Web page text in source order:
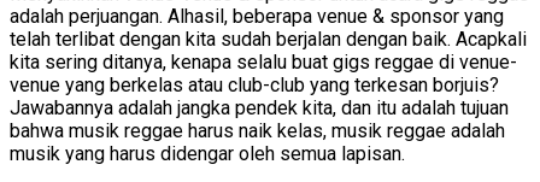
adalah perjuangan. Alhasil, beberapa venue & sponsor yang
telah terlibat dengan kita sudah berjalan dengan baik. Acapkali
kita sering ditanya, kenapa selalu buat gigs reggae di venue-
venue yang berkelas atau club-club yang terkesan borjuis?
Jawabannya adalah jangka pendek kita, dan itu adalah tujuan
bahwa musik reggae harus naik kelas, musik reggae adalah
musik yang harus didengar oleh semua lapisan.